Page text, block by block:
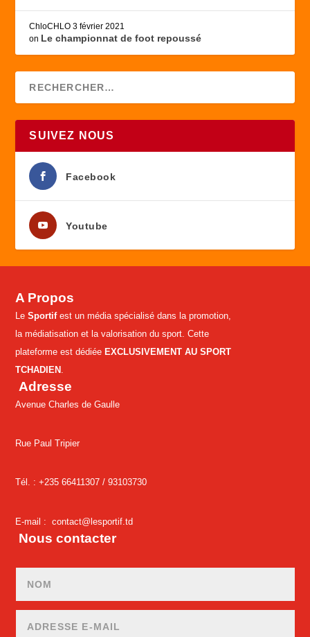
ChloCHLO 3 février 2021
on Le championnat de foot repoussé
SUIVEZ NOUS
Facebook
Youtube
A Propos
LeSportifest un média spécialisé dans la promotion,
la médiatisation et la valorisation du sport. Cette
plateforme est dédiéeEXCLUSIVEMENT AU SPORT
TCHADIEN
Adresse
Avenue Charles de Gaulle
Rue Paul Tripier
Tél. : +235 66411307 /93103730
E-mail :contact@lesportif.td
Nous contacter